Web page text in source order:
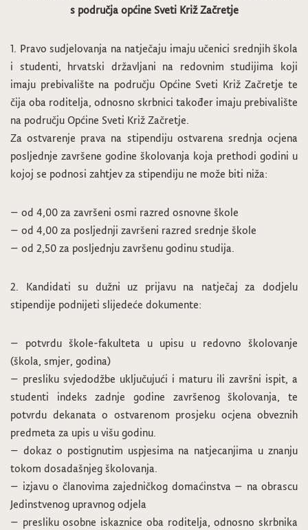
s područja općine Sveti Križ Začretje
1. Pravo sudjelovanja na natječaju imaju učenici srednjih škola
i studenti, hrvatski državljani na redovnim studijima koji
imaju prebivalište na području Općine Sveti Križ Začretje te
čija oba roditelja, odnosno skrbnici također imaju prebivalište
na području Općine Sveti Križ Začretje.
Za ostvarenje prava na stipendiju ostvarena srednja ocjena
posljednje završene godine školovanja koja prethodi godini u
kojoj se podnosi zahtjev za stipendiju ne može biti niža:
– od 4,00 za završeni osmi razred osnovne škole
– od 4,00 za posljednji završeni razred srednje škole
– od 2,50 za posljednju završenu godinu studija.
2. Kandidati su dužni uz prijavu na natječaj za dodjelu
stipendije podnijeti slijedeće dokumente:
– potvrdu škole-fakulteta u upisu u redovno školovanje
(škola, smjer, godina)
– presliku svjedodžbe uključujući i maturu ili završni ispit, a
studenti indeks zadnje godine završenog školovanja, te
potvrdu dekanata o ostvarenom prosjeku ocjena obveznih
predmeta za upis u višu godinu.
– dokaz o postignutim uspjesima na natjecanjima u znanju
tokom dosadašnjeg školovanja.
– izjavu o članovima zajedničkog domaćinstva – na obrascu
Jedinstvenog upravnog odjela
– presliku osobne iskaznice oba roditelja, odnosno skrbnika